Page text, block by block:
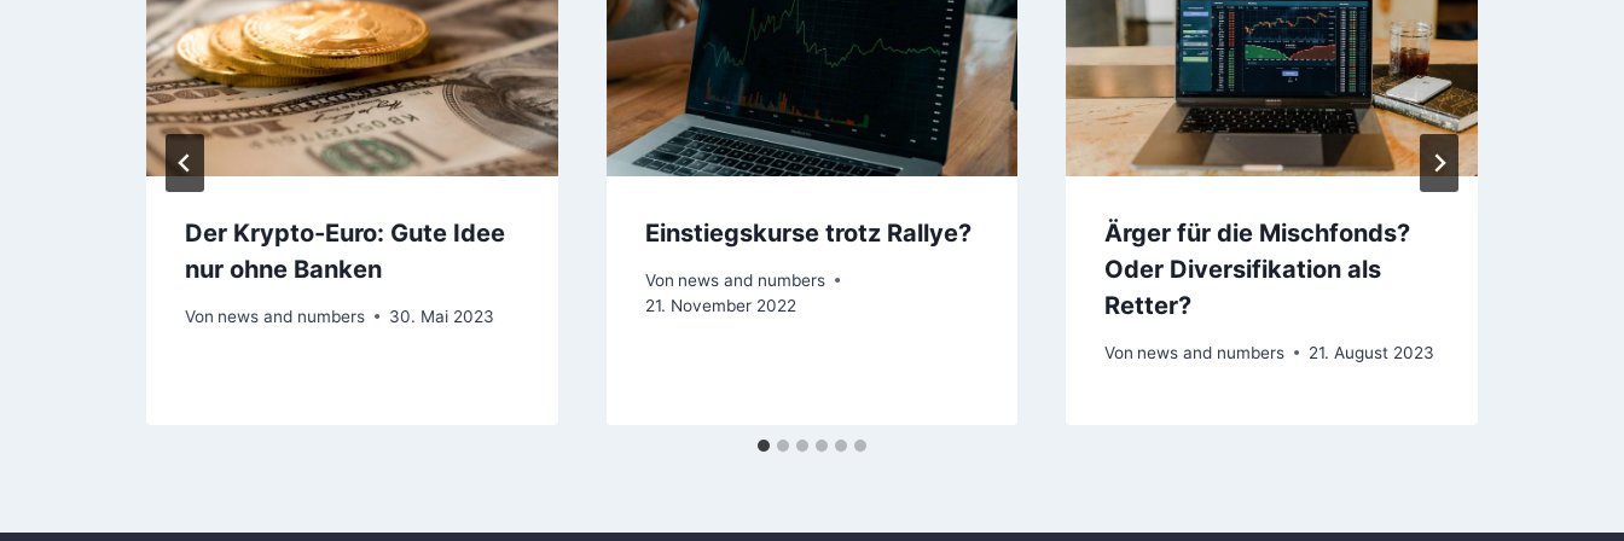
Der Krypto-Euro: Gute Idee
nur ohne Banken
Von news and numbers 30. Mai 2023
Einstiegskurse trotz Rallye?
Von news and numbers
21. November 2022
Ärger für die Mischfonds?
Oder Diversifikation als
Retter?
Von news and numbers 21. August 2023